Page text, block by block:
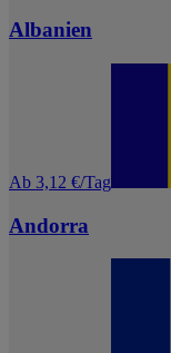
Albanien
Ab 3,12 €/Tag
Andorra